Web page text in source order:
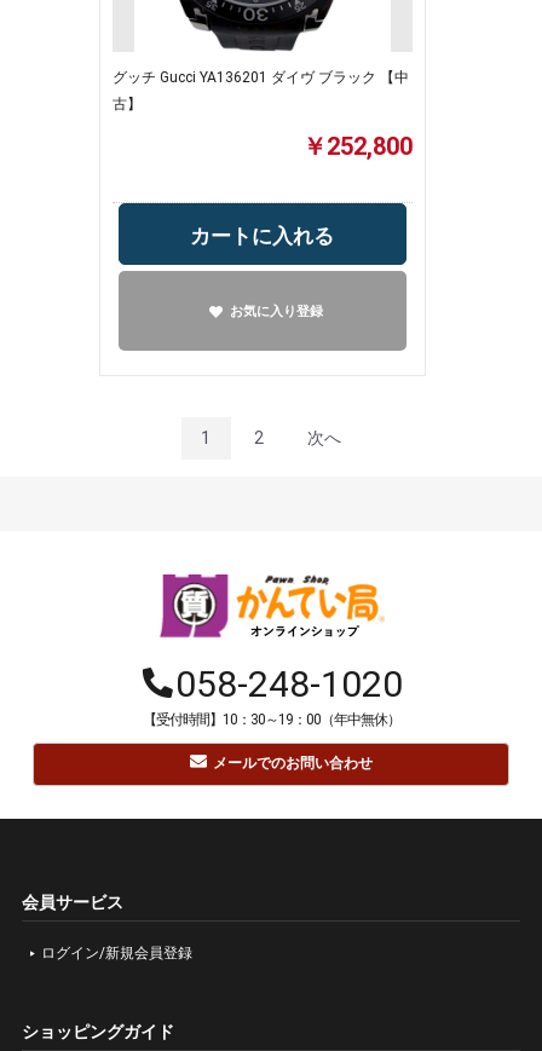
グッチ Gucci YA136201 ダイヴ ブラック 【中
古】
￥252,800
カートに入れる
お気に入り登録
1 2 次へ
058-248-1020
【受付時間】10：30～19：00（年中無休）
メールでのお問い合わせ
会員サービス
ログイン/新規会員登録
ショッピングガイド